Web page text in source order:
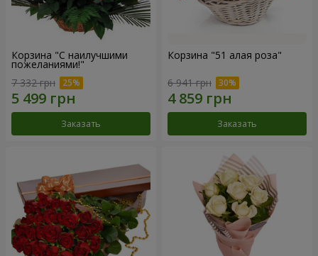
Корзина "С наилучшими
пожеланиями!"
7 332 грн
Заказать
Корзина "51 алая роза"
6 941 грн
Заказать